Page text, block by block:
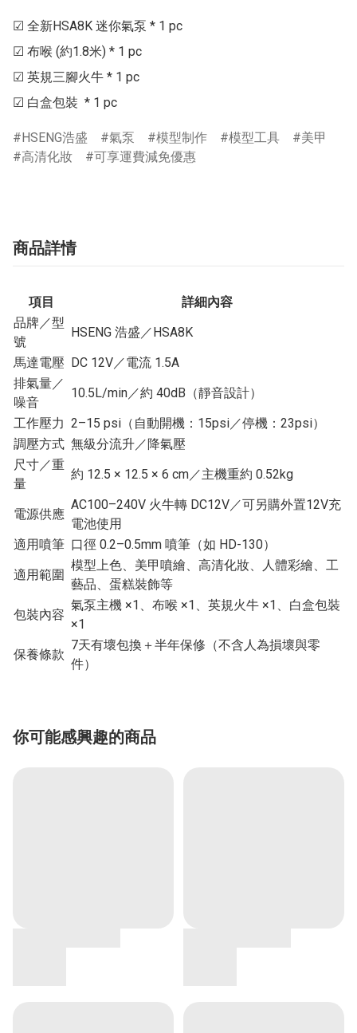
☑ 全新HSA8K 迷你氣泵 * 1 pc
☑ 布喉 (約1.8米) * 1 pc
☑ 英規三腳火牛 * 1 pc
☑ 白盒包裝  * 1 pc
HSENG浩盛 氣泵 模型制作 模型工具
美甲
高清化妝
可享運費減免優惠
商品詳情
項目
詳細內容
品牌／型
號
HSENG 浩盛／HSA8K
馬達電壓
DC 12V／電流 1.5A
排氣量／
噪音
10.5L/min／約 40dB（靜音設計）
工作壓力 2–15 psi（自動開機：15psi／停機：23psi）
調壓方式 無級分流升／降氣壓
尺寸／重
量
約 12.5 × 12.5 × 6 cm／主機重約 0.52kg
電源供應
AC100–240V 火牛轉 DC12V／可另購外置12V充
電池使用
適用噴筆 口徑 0.2–0.5mm 噴筆（如 HD-130）
適用範圍
模型上色、美甲噴繪、高清化妝、人體彩繪、工
藝品、蛋糕裝飾等
包裝內容
氣泵主機 ×1、布喉 ×1、英規火牛 ×1、白盒包裝
×1
保養條款
7天有壞包換＋半年保修（不含人為損壞與零
件）
你可能感興趣的商品